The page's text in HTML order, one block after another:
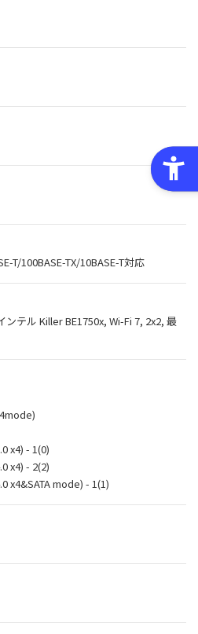
T/100BASE-TX/10BASE-T対応
テル Killer BE1750x, Wi-Fi 7, 2x2, 最
x4) - 1(0)
x4) - 2(2)
x4&SATA mode) - 1(1)